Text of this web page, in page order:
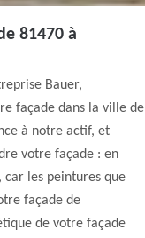
81470 à
Bauer,
façade dans la ville de
à notre actif, et
votre façade : en
car les peintures que
façade de
de votre façade